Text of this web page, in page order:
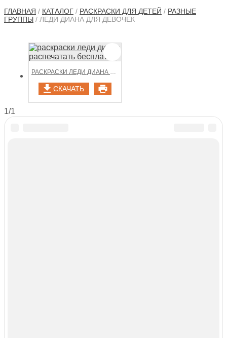
ГЛАВНАЯ / КАТАЛОГ / РАСКРАСКИ ДЛЯ ДЕТЕЙ / РАЗНЫЕ
ГРУППЫ / ЛЕДИ ДИАНА ДЛЯ ДЕВОЧЕК
РАСКРАСКИ ЛЕДИ ДИАНА РАСПЕЧАТАТЬ БЕСПЛАТНО
СКАЧАТЬ
1/1